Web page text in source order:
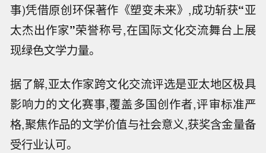
事)凭借原创环保著作《塑变未来》,成功斩获“亚
太杰出作家”荣誉称号,在国际文化交流舞台上展
现绿色文学力量。
据了解,亚太作家跨文化交流评选是亚太地区极具
影响力的文化赛事,覆盖多国创作者,评审标准严
格,聚焦作品的文学价值与社会意义,获奖含金量备
受行业认可。